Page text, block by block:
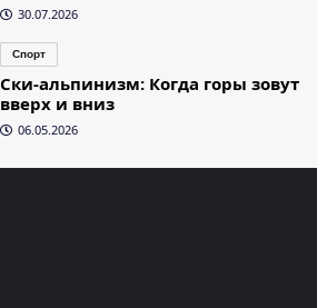
30.07.2026
Спорт
Ски-альпинизм: Когда горы зовут
вверх и вниз
06.05.2026